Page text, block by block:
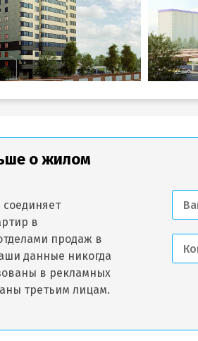
о жилом
в
продаж в
данные никогда
в рекламных
третьим лицам.